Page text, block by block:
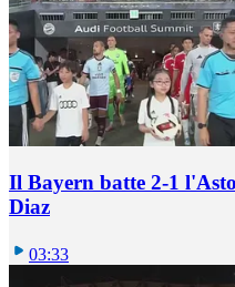
Il Bayern batte 2-1
Diaz
03:33